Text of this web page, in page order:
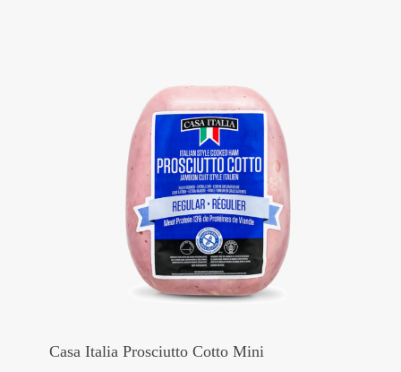
Casa Italia Prosciutto Cotto Mini